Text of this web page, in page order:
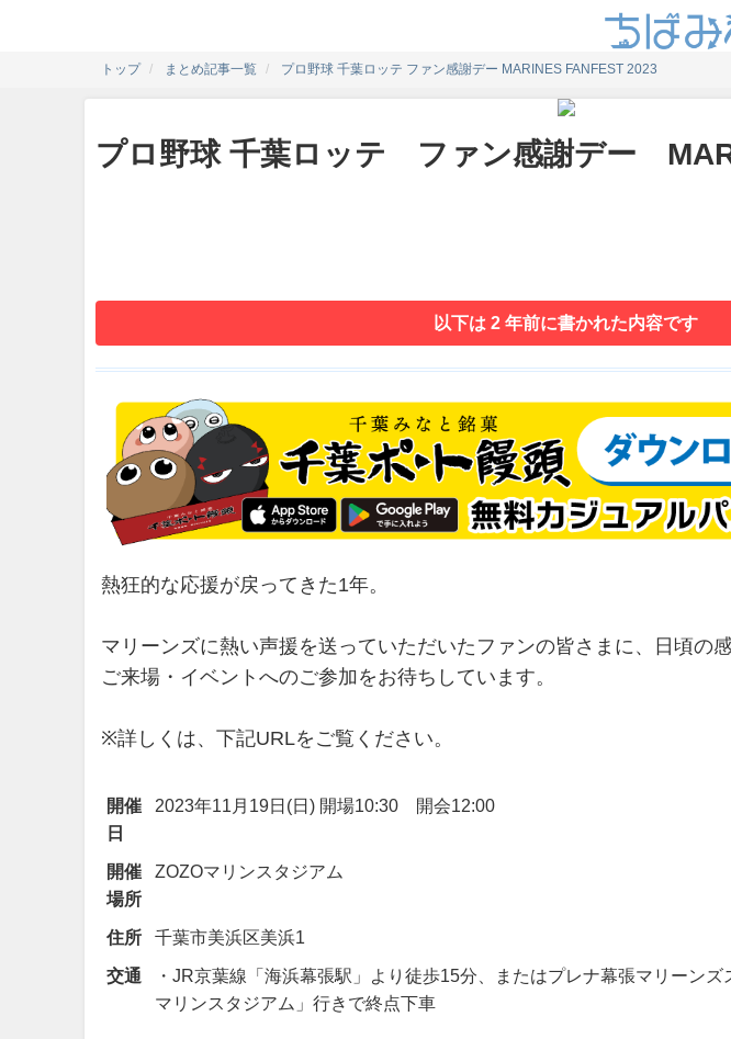
トップ まとめ記事一覧 プロ野球 千葉ロッテ ファン感謝デー MARINES FANFEST 2023
プロ野球 千葉ロッテ ファン感謝デー
以下は 2 年前に書かれた内容です
熱狂的な応援が戻ってきた1年。
マリーンズに熱い声援を送っていただいたファンの皆さまに、日頃の
ご来場・イベントへのご参加をお待ちしています。
※詳しくは、下記URLをご覧ください。
開催
日
2023年11月19日(日) 開場10:30 開会12:00
開催
場所
ZOZOマリンスタジアム
住所
千葉市美浜区美浜1
交通
・JR京葉線「海浜幕張駅」より徒歩15分、またはプレナ幕張マリーン
マリンスタジアム」行きで終点下車